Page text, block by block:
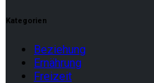
Kategorien
Beziehung
Ernährung
Freizeit